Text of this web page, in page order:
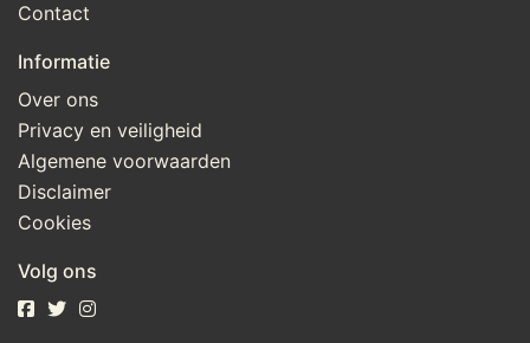
Contact
Informatie
Over ons
Privacy en veiligheid
Algemene voorwaarden
Disclaimer
Cookies
Volg ons